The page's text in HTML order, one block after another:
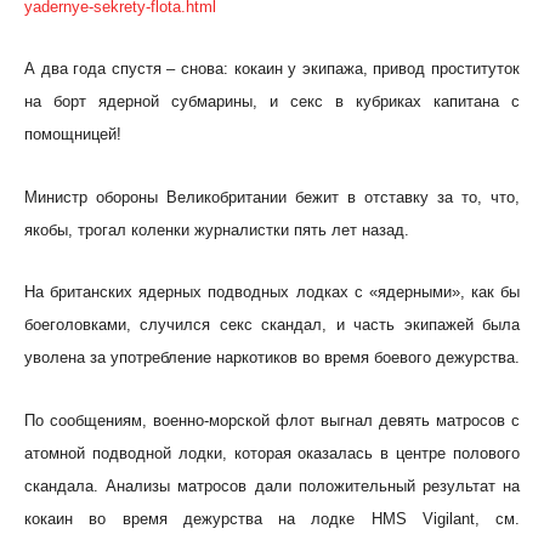
yadernye-sekrety-flota.html
А два года спустя – снова: кокаин у экипажа, привод проституток
на борт ядерной субмарины, и секс в кубриках капитана с
помощницей!
Министр обороны Великобритании бежит в отставку за то, что,
якобы, трогал коленки журналистки пять лет назад.
На британских ядерных подводных лодках с «ядерными», как бы
боеголовками, случился секс скандал, и часть экипажей была
уволена за употребление наркотиков во время боевого дежурства.
По сообщениям, военно-морской флот выгнал девять матросов с
атомной подводной лодки, которая оказалась в центре полового
скандала. Анализы матросов дали положительный результат на
кокаин во время дежурства на лодке HMS Vigilant, см.